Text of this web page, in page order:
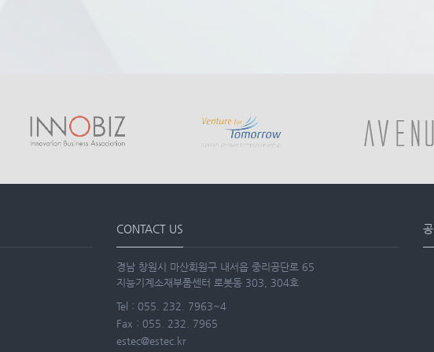
CONTACT US
경남 창원시 마산회원구 내서읍 중리공단로 65
지능기계소재부품센터 로봇동 303, 304호
Tel : 055. 232. 7963~4
Fax : 055. 232. 7965
estec@estec.kr